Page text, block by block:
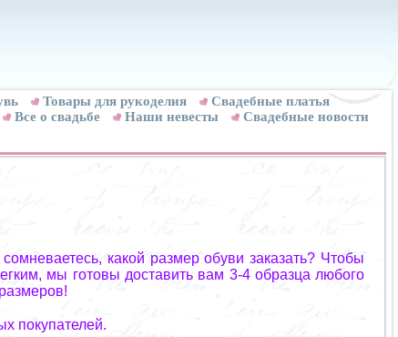
Товары для рукоделия
Cвадебные платья
Все о свадьбе Наши невесты
Свадебные новости
какой размер обуви заказать? Чтобы
мы готовы доставить вам 3-4 образца любого
покупателей.